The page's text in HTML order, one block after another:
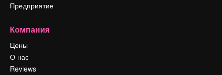
Предприятие
Компания
Цены
О нас
Reviews